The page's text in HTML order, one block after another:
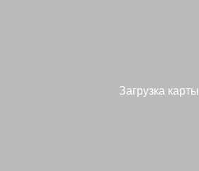
Загрузка карты